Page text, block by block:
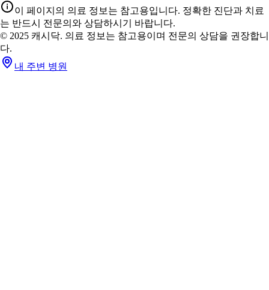
이 페이지의 의료 정보는 참고용입니다. 정확한 진단과 치료
는 반드시 전문의와 상담하시기 바랍니다.
© 2025 캐시닥. 의료 정보는 참고용이며 전문의 상담을 권장합니
다.
내 주변 병원